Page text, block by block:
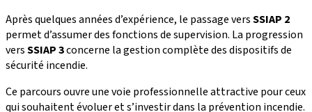
Après quelques années d’expérience, le passage versSSIAP 2
permet d’assumer des fonctions de supervision. La progression
versSSIAP 3concerne la gestion complète des dispositifs de
sécurité incendie.
Ce parcours ouvre une voie professionnelle attractive pour ceux
qui souhaitent évoluer et s’investir dans la prévention incendie.